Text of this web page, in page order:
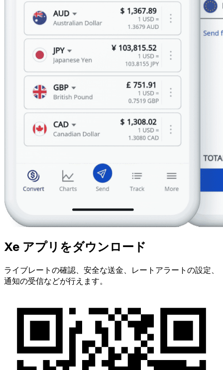
Xe アプリをダウンロード
ライブレートの確認、安全な送金、レートアラートの設定、
通知の受信などが行えます。